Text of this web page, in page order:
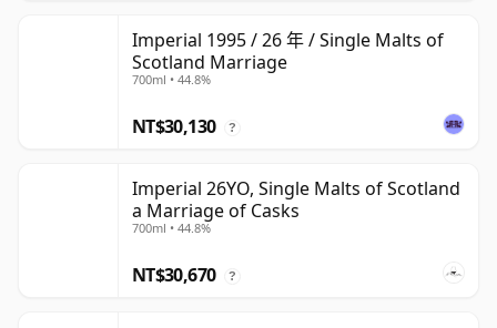
Imperial 1995 / 26 年 / Single Malts of
Scotland Marriage
700ml • 44.8%
NT$30,130 ?
Imperial 26YO, Single Malts of Scotland
a Marriage of Casks
700ml • 44.8%
NT$30,670 ?